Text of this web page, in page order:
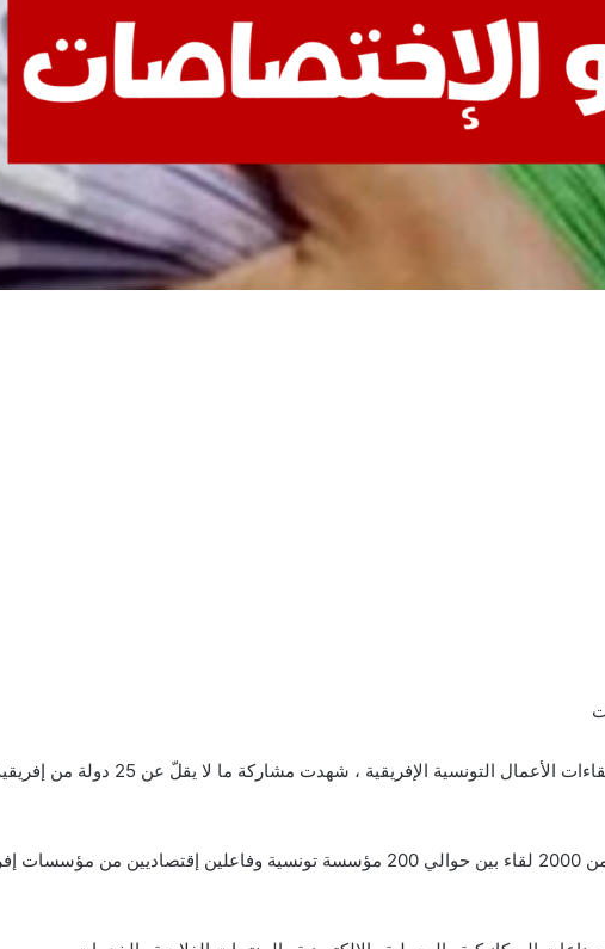
أفاد مدير عام مركز النهوض بالصادرات ، مراد بن حسين، بأن الدورة
وأضاف بن حسين في تصريح للجوهرة أف أم ، أنه من المبرمج عقد أكثر من 2000 لقاء بين حوالي 200 مؤسسة تونسية وفاعلين